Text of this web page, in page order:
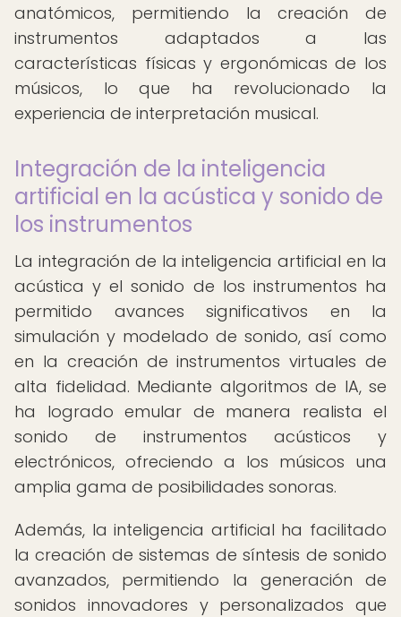
anatómicos, permitiendo la creación de
instrumentos adaptados a las
características físicas y ergonómicas de los
músicos, lo que ha revolucionado la
experiencia de interpretación musical.
Integración de la inteligencia
artificial en la acústica y sonido de
los instrumentos
La integración de la inteligencia artificial en la
acústica y el sonido de los instrumentos ha
permitido avances significativos en la
simulación y modelado de sonido, así como
en la creación de instrumentos virtuales de
alta fidelidad. Mediante algoritmos de IA, se
ha logrado emular de manera realista el
sonido de instrumentos acústicos y
electrónicos, ofreciendo a los músicos una
amplia gama de posibilidades sonoras.
Además, la inteligencia artificial ha facilitado
la creación de sistemas de síntesis de sonido
avanzados, permitiendo la generación de
sonidos innovadores y personalizados que